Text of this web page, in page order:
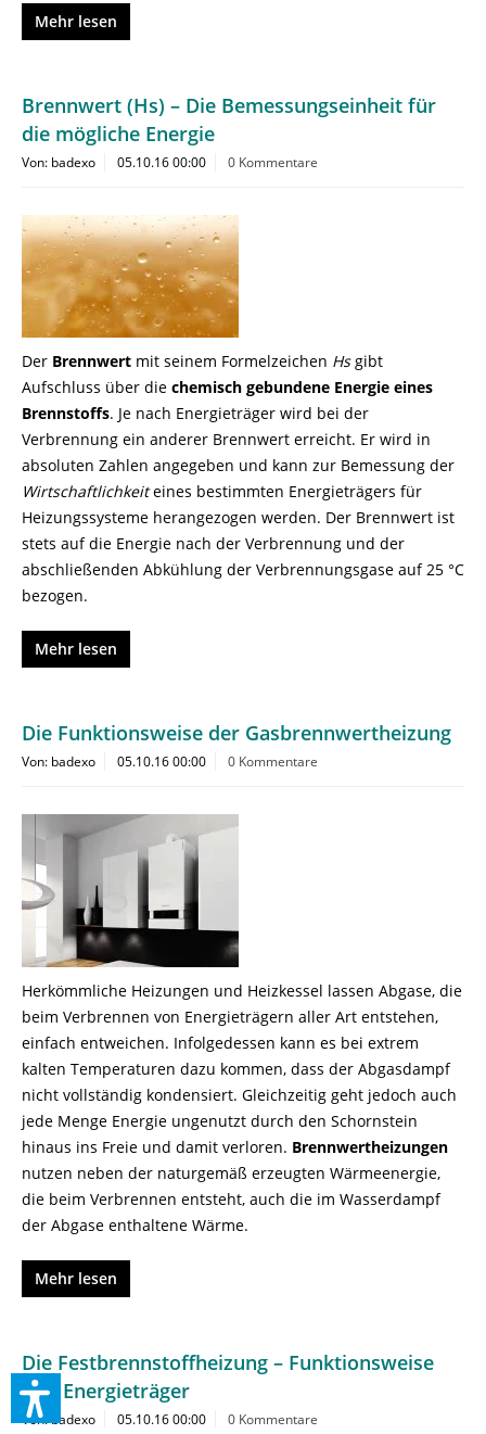
Mehr lesen
Brennwert (Hs) – Die Bemessungseinheit für
die mögliche Energie
Von: badexo 05.10.16 00:00 0 Kommentare
Der Brennwert mit seinem Formelzeichen Hsgibt
Aufschluss über die chemisch gebundene Energie eines
Brennstoffs. Je nach Energieträger wird bei der
Verbrennung ein anderer Brennwert erreicht. Er wird in
absoluten Zahlen angegeben und kann zur Bemessung der
Wirtschaftlichkeiteines bestimmten Energieträgers für
Heizungssysteme herangezogen werden. Der Brennwert ist
stets auf die Energie nach der Verbrennung und der
abschließenden Abkühlung der Verbrennungsgase auf 25 °C
bezogen.
Mehr lesen
Die Funktionsweise der Gasbrennwertheizung
Von: badexo 05.10.16 00:00 0 Kommentare
Herkömmliche Heizungen und Heizkessel lassen Abgase, die
beim Verbrennen von Energieträgern aller Art entstehen,
einfach entweichen. Infolgedessen kann es bei extrem
kalten Temperaturen dazu kommen, dass der Abgasdampf
nicht vollständig kondensiert. Gleichzeitig geht jedoch auch
jede Menge Energie ungenutzt durch den Schornstein
hinaus ins Freie und damit verloren. Brennwertheizungen
nutzen neben der naturgemäß erzeugten Wärmeenergie,
die beim Verbrennen entsteht, auch die im Wasserdampf
der Abgase enthaltene Wärme.
Mehr lesen
Die Festbrennstoffheizung – Funktionsweise
und Energieträger
Von: badexo 05.10.16 00:00 0 Kommentare